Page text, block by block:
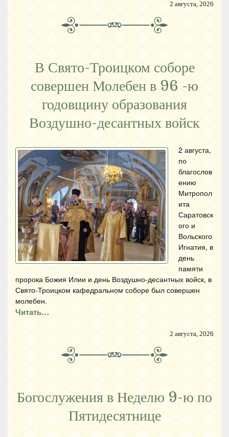
2 августа, 2026
В Свято-Троицком соборе
совершен Молебен в 96 -ю
годовщину образования
Воздушно-десантных войск
2 августа,
по
благослов
ению
Митропол
ита
Саратовск
ого и
Вольского
Игнатия, в
день
памяти
пророка Божия Илии и день Воздушно-десантных войск, в
Свято-Троицком кафедральном соборе был совершен
молебен.
Читать…
2 августа, 2026
Богослужения в Неделю 9-ю по
Пятидесятнице